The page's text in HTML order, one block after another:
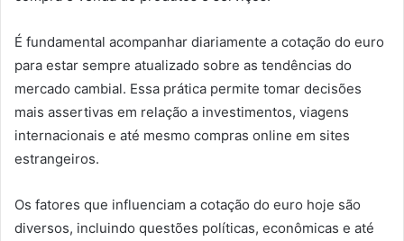
É fundamental acompanhar diariamente a cotação do euro
para estar sempre atualizado sobre as tendências do
mercado cambial. Essa prática permite tomar decisões
mais assertivas em relação a investimentos, viagens
internacionais e até mesmo compras online em sites
estrangeiros.
Os fatores que influenciam a cotação do euro hoje são
diversos, incluindo questões políticas, econômicas e até